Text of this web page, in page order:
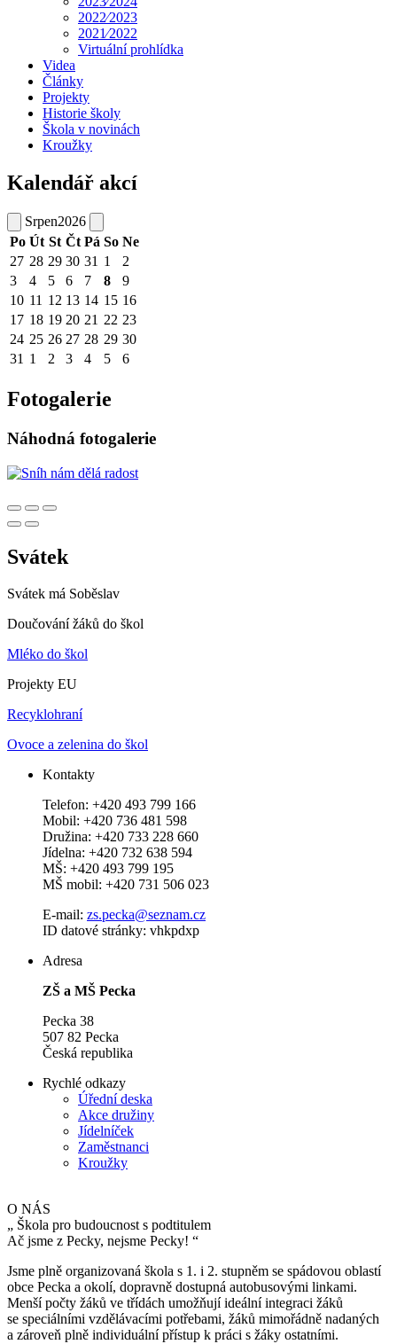
2022⁄2023
2021⁄2022
Virtuální prohlídka
Videa
Články
Projekty
Historie školy
Škola v novinách
Kroužky
Kalendář akcí
Srpen2026
Po Út St Čt Pá So Ne
27 28 29 30 31 1
2
3
4 5 6 7 8
9
10 11 12 13 14 15 16
17 18 19 20 21 22 23
24 25 26 27 28 29 30
31 1 2 3 4 5 6
Fotogalerie
Náhodná fotogalerie
Svátek
Svátek má Soběslav
Doučování žáků do škol
Mléko do škol
Projekty EU
Recyklohraní
Ovoce a zelenina do škol
Kontakty
Telefon: +420 493 799 166
Mobil: +420 736 481 598
Družina: +420 733 228 660
Jídelna: +420 732 638 594
MŠ: +420 493 799 195
MŠ mobil: +420 731 506 023
E-mail: zs.pecka@seznam.cz
ID datové stránky: vhkpdxp
Adresa
ZŠ a MŠ Pecka
Pecka 38
507 82 Pecka
Česká republika
Rychlé odkazy
Úřední deska
Akce družiny
Jídelníček
Zaměstnanci
Kroužky
O NÁS
„ Škola pro budoucnost s podtitulem
Ač jsme z Pecky, nejsme Pecky! “
Jsme plně organizovaná škola s 1. i 2. stupněm se spádovou oblastí
obce Pecka a okolí, dopravně dostupná autobusovými linkami.
Menší počty žáků ve třídách umožňují ideální integraci žáků
se speciálními vzdělávacími potřebami, žáků mimořádně nadaných
a zároveň plně individuální přístup k práci s žáky ostatními.